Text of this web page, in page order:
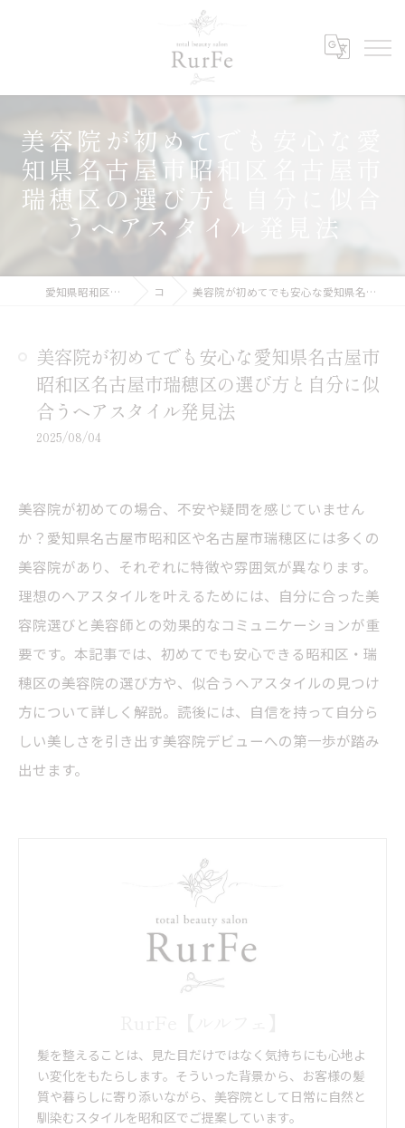
美容院が初めてでも安心な愛
知県名古屋市昭和区名古屋市
瑞穂区の選び方と自分に似合
うヘアスタイル発見法
愛知県昭和区の美容院ならRurFe【ルルフェ】 コラム 美容院が初めてでも安心な愛知県名古屋市昭和区名古屋市瑞穂区の選び方と自分に似合うヘアスタイル発見法
美容院が初めてでも安心な愛知県名古屋市
昭和区名古屋市瑞穂区の選び方と自分に似
合うヘアスタイル発見法
2025/08/04
美容院が初めての場合、不安や疑問を感じていません
か？愛知県名古屋市昭和区や名古屋市瑞穂区には多くの
美容院があり、それぞれに特徴や雰囲気が異なります。
理想のヘアスタイルを叶えるためには、自分に合った美
容院選びと美容師との効果的なコミュニケーションが重
要です。本記事では、初めてでも安心できる昭和区・瑞
穂区の美容院の選び方や、似合うヘアスタイルの見つけ
方について詳しく解説。読後には、自信を持って自分ら
しい美しさを引き出す美容院デビューへの第一歩が踏み
出せます。
髪を整えることは、見た目だけではなく気持ちにも心地よ
い変化をもたらします。そういった背景から、お客様の髪
質や暮らしに寄り添いながら、美容院として日常に自然と
馴染むスタイルを昭和区でご提案しています。